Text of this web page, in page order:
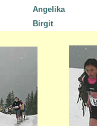
Angelika
Birgit